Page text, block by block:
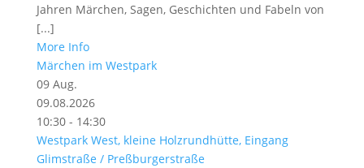
Jahren Märchen, Sagen, Geschichten und Fabeln von
[...]
More Info
Märchen im Westpark
09 Aug.
09.08.2026
10:30 - 14:30
Westpark West, kleine Holzrundhütte, Eingang
Glimstraße / Preßburgerstraße